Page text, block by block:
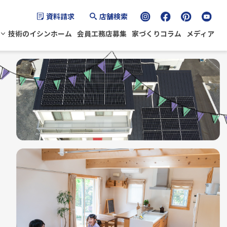
資料請求
店舗検索
技術のイシンホーム 会員工務店募集 家づくりコラム メディア